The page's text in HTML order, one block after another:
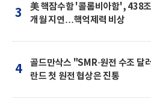
3
美 핵잠수함 '콜롬비아함', 438
개월 지연…핵억제력 비상
4
골드만삭스 "SMR·원전 수조
란드 첫 원전 협상은 진통